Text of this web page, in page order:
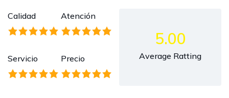
Calidad Atención
Servicio Precio
5.00
Average Ratting